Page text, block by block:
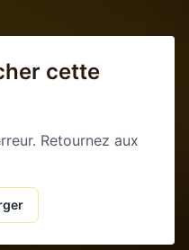
cette
Retournez aux